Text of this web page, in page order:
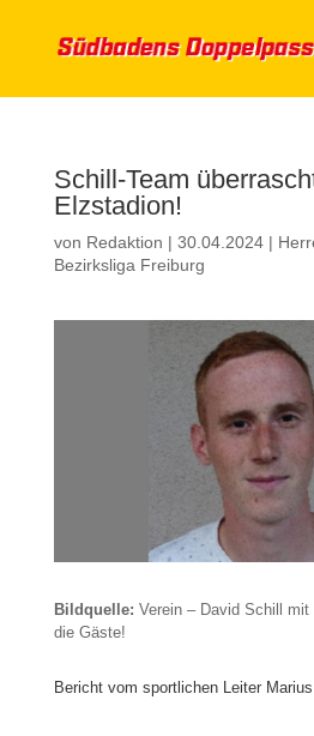
Schill-Team
Elzstadion!
von Redaktion | 30.04.2024|
Bezirksliga Freiburg
Bildquelle: Verein – David Schill
die Gäste!
Bericht vom sportlichen Leiter